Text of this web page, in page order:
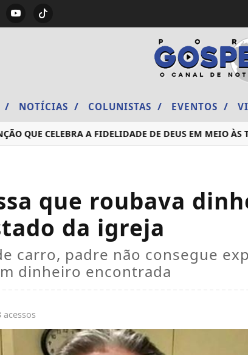
/ NOTÍCIAS / COLUNISTAS / EVENTOS /
CELEBRA A FIDELIDADE DE DEUS EM MEIO ÀS
que roubava
da igreja
carro, padre não consegue
dinheiro encontrada
acessos